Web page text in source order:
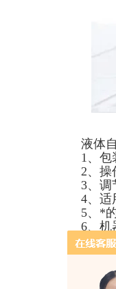
液体
1、包
2、操
3、调
4、适
5、*
6、机
7、自
8、部
9、
10